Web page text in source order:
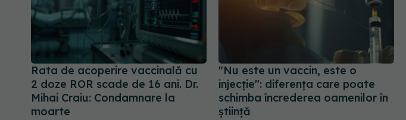
Rata de acoperire vaccinală cu
2 doze ROR scade de 16 ani. Dr.
Mihai Craiu: Condamnare la
moarte
"Nu este un vaccin, este o
injecție": diferența care poate
schimba încrederea oamenilor în
știință